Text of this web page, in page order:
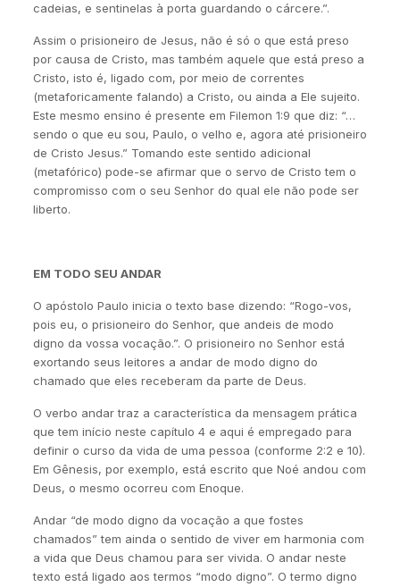
cadeias, e sentinelas à porta guardando o cárcere.”.
Assim o prisioneiro de Jesus, não é só o que está preso
por causa de Cristo, mas também aquele que está preso a
Cristo, isto é, ligado com, por meio de correntes
(metaforicamente falando) a Cristo, ou ainda a Ele sujeito.
Este mesmo ensino é presente em Filemon 1:9 que diz: “…
sendo o que eu sou, Paulo, o velho e, agora até prisioneiro
de Cristo Jesus.” Tomando este sentido adicional
(metafórico) pode-se afirmar que o servo de Cristo tem o
compromisso com o seu Senhor do qual ele não pode ser
liberto.
EM TODO SEU ANDAR
O apóstolo Paulo inicia o texto base dizendo: “Rogo-vos,
pois eu, o prisioneiro do Senhor, que andeis de modo
digno da vossa vocação.”. O prisioneiro no Senhor está
exortando seus leitores a andar de modo digno do
chamado que eles receberam da parte de Deus.
O verbo andar traz a característica da mensagem prática
que tem início neste capítulo 4 e aqui é empregado para
definir o curso da vida de uma pessoa (conforme 2:2 e 10).
Em Gênesis, por exemplo, está escrito que Noé andou com
Deus, o mesmo ocorreu com Enoque.
Andar “de modo digno da vocação a que fostes
chamados” tem ainda o sentido de viver em harmonia com
a vida que Deus chamou para ser vivida. O andar neste
texto está ligado aos termos “modo digno”. O termo digno